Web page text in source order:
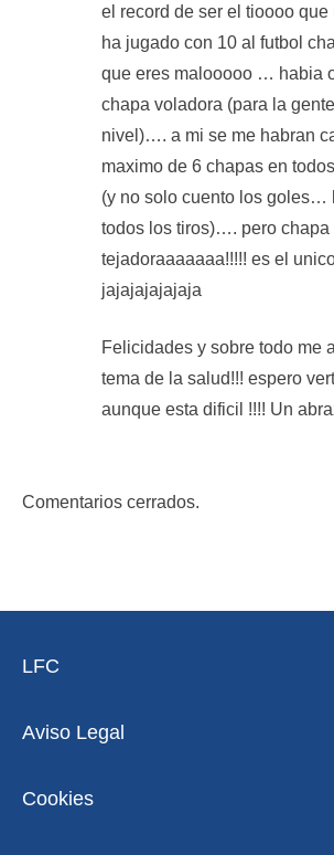
el record de ser el tioooo que
ha jugado con 10 al futbol
que eres malooooo … habia
chapa voladora (para la
nivel)…. a mi se me habran
maximo de 6 chapas en
(y no solo cuento los goles…
todos los tiros)…. pero chapa
tejadoraaaaaaa!!!!! es el
jajajajajajaja
Felicidades y sobre todo me
tema de la salud!!! espero
aunque esta dificil !!!! Un
Comentarios cerrados.
LFC
Aviso Legal
Cookies